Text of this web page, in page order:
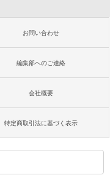
お問い合わせ
編集部へのご連絡
会社概要
特定商取引法に基づく表示